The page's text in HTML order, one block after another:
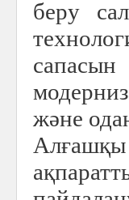
беру
және